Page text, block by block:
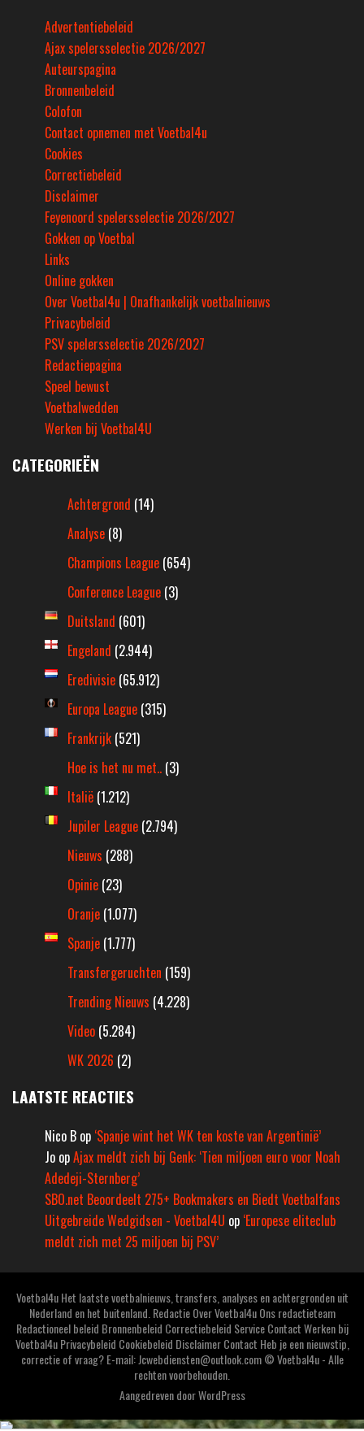
Advertentiebeleid
Ajax spelersselectie 2026/2027
Auteurspagina
Bronnenbeleid
Colofon
Contact opnemen met Voetbal4u
Cookies
Correctiebeleid
Disclaimer
Feyenoord spelersselectie 2026/2027
Gokken op Voetbal
Links
Online gokken
Over Voetbal4u | Onafhankelijk voetbalnieuws
Privacybeleid
PSV spelersselectie 2026/2027
Redactiepagina
Speel bewust
Voetbalwedden
Werken bij Voetbal4U
CATEGORIEËN
Achtergrond (14)
Analyse (8)
Champions League (654)
Conference League (3)
Duitsland (601)
Engeland (2.944)
Eredivisie (65.912)
Europa League (315)
Frankrijk (521)
Hoe is het nu met.. (3)
Italië (1.212)
Jupiler League (2.794)
Nieuws (288)
Opinie (23)
Oranje (1.077)
Spanje (1.777)
Transfergeruchten (159)
Trending Nieuws (4.228)
Video (5.284)
WK 2026 (2)
LAATSTE REACTIES
Nico B op ‘Spanje wint het WK ten koste van Argentinië’
Jo opAjax meldt zich bij Genk: ‘Tien miljoen euro voor Noah
Adedeji-Sternberg’
SBO.net Beoordeelt 275+ Bookmakers en Biedt Voetbalfans
Uitgebreide Wedgidsen - Voetbal4U op ‘Europese eliteclub
meldt zich met 25 miljoen bij PSV’
Voetbal4u Het laatste voetbalnieuws, transfers, analyses en achtergronden uit
Nederland en het buitenland. Redactie Over Voetbal4u Ons redactieteam
Redactioneel beleid Bronnenbeleid Correctiebeleid Service Contact Werken bij
Voetbal4u Privacybeleid Cookiebeleid Disclaimer Contact Heb je een nieuwstip,
correctie of vraag? E-mail: Jcwebdiensten@outlook.com © Voetbal4u - Alle
rechten voorbehouden.
Aangedreven doorWordPress